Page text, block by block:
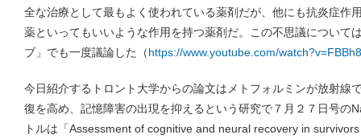
全な治療として最もよく使われている薬剤だが、他にも抗炎症作
薬といってもいいような作用を持つ薬剤だ。この不思議について
ブ」でも一度議論した（https://www.youtube.com/
今日紹介するトロント大学からの論文はメトフォルミンが放射線
復を高め、記憶障害の出現を抑えるという研究で７月２７日号の
トルは「Assessment of cognitive and neural recovery in